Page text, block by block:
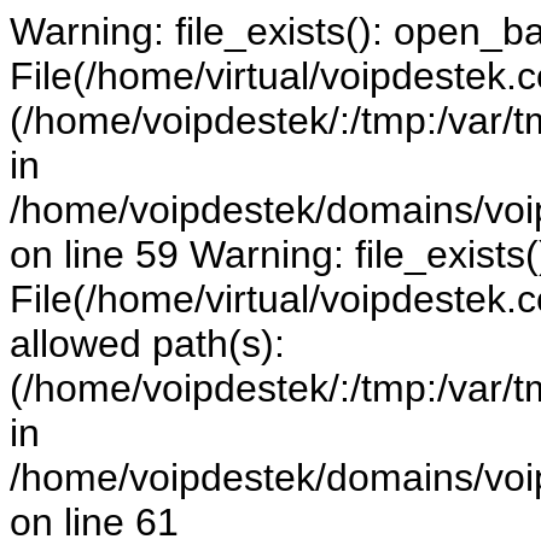
Warning: file_exists():
File(/home/virtual/
(/home/voipdestek/:/tmp:/var/
in
/home/voipdestek/domains/
on line 59 Warning:
File(/home/virtual/
allowed path(s):
(/home/voipdestek/:/tmp:/var/
in
/home/voipdestek/domains/
on line 61